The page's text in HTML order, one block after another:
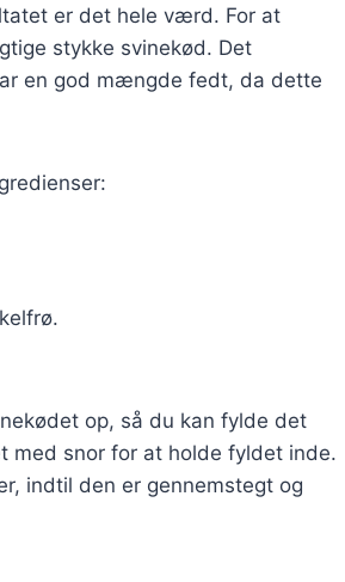
er det hele værd. For at
stykke svinekød. Det
en god mængde fedt, da dette
op, så du kan fylde det
med snor for at holde fyldet inde.
indtil den er gennemstegt og